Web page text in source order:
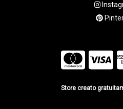
Store creato